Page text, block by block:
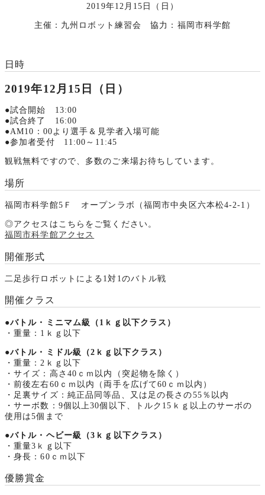
2019年12月15日（日）
主催：九州ロボット練習会 協力：福岡市科学館
日時
2019年12月15日（日）
●試合開始 13:00
●試合終了 16:00
●AM10：00より選手＆見学者入場可能
●参加者受付 11:00～11:45
観戦無料ですので、多数のご来場お待ちしています。
場所
福岡市科学館5Ｆ オープンラボ（福岡市中央区六本松4-2-1）
◎アクセスはこちらをご覧ください。
福岡市科学館アクセス
開催形式
二足歩行ロボットによる1対1のバトル戦
開催クラス
●バトル・ミニマム級（1ｋｇ以下クラス）
・重量：1ｋｇ以下
●バトル・ミドル級（2ｋｇ以下クラス）
・重量：2ｋｇ以下
・サイズ：高さ40ｃｍ以内（突起物を除く）
・前後左右60ｃｍ以内（両手を広げて60ｃｍ以内）
・足裏サイズ：純正品同等品、又は足の長さの55％以内
・サーボ数：9個以上30個以下、トルク15ｋｇ以上のサーボの
使用は5個まで
●バトル・ヘビー級（3ｋｇ以下クラス）
・重量3ｋｇ以下
・身長：60ｃｍ以下
優勝賞金